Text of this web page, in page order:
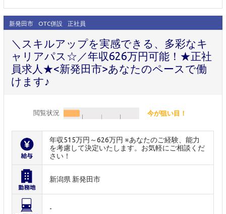
新発田市 OTC併設 正社員
＼スキルアップを実感できる、多彩なキ
ャリアパス☆／年収626万円可能！★正社
員求人★<新発田市>あなたのペースで働
けます♪
閲覧状況 今が狙い目！
年収515万円～626万円 ※あなたのご経験、能力
を考慮して決定いたします。お気軽にご相談くだ
さい！
新潟県 新発田市
-